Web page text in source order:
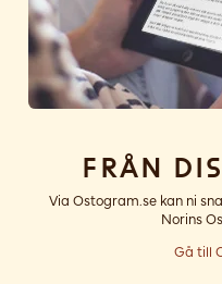
Från
Via Ostogram.se kan ni
Norins
Gå till